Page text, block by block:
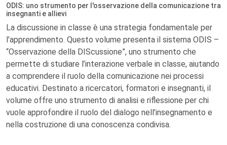
ODIS: uno strumento per l'osservazione della comunicazione tra
insegnanti e allievi
La discussione in classe è una strategia fondamentale per
l’apprendimento. Questo volume presenta il sistema ODIS –
“Osservazione della DIScussione”, uno strumento che
permette di studiare l’interazione verbale in classe, aiutando
a comprendere il ruolo della comunicazione nei processi
educativi. Destinato a ricercatori, formatori e insegnanti, il
volume offre uno strumento di analisi e riflessione per chi
vuole approfondire il ruolo del dialogo nell’insegnamento e
nella costruzione di una conoscenza condivisa.